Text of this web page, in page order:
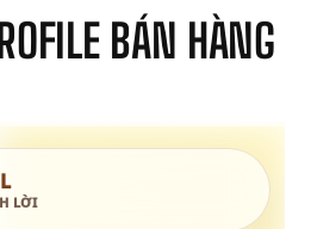
BÁN HÀNG
LỜI